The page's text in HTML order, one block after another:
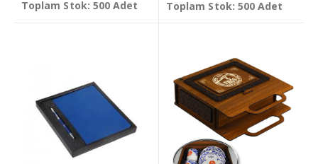
Toplam Stok: 500 Adet Toplam Stok: 500 Adet